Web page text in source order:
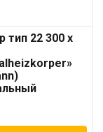
тип 22 300 x